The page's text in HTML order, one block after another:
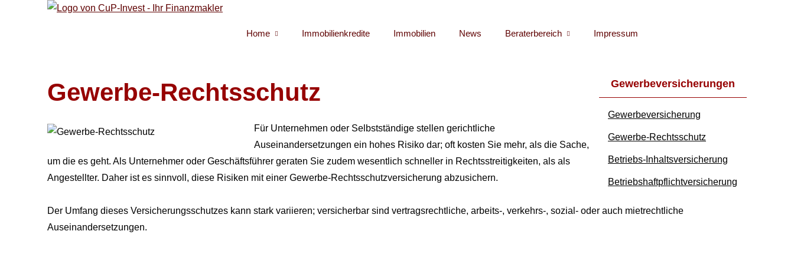
Home Immobilienkredite Immobilien News Beraterbereich Impressum
Gewerbeversicherungen
Gewerbeversicherung
Gewerbe-Rechtsschutz
Betriebs-Inhaltsversicherung
Betriebshaftpflichtversicherung
Gewerbe-Rechtsschutz
Für Unternehmen oder Selbstständige stellen gerichtliche
Auseinandersetzungen ein hohes Risiko dar; oft kosten Sie mehr, als die Sache,
um die es geht. Als Unternehmer oder Geschäftsführer geraten Sie zudem wesentlich schneller in Rechtsstreitigkeiten, als als
Angestellter. Daher ist es sinnvoll, diese Risiken mit einer Gewerbe-Rechts­schutz­ver­si­che­rung abzusichern.
Der Umfang dieses Versicherungsschutzes kann stark variieren; versicherbar sind vertragsrechtliche, arbeits-, verkehrs-, sozial- oder auch mietrechtliche
Auseinandersetzungen.